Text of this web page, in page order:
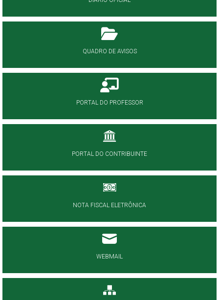
QUADRO DE AVISOS
PORTAL DO PROFESSOR
PORTAL DO CONTRIBUINTE
NOTA FISCAL ELETRÔNICA
WEBMAIL